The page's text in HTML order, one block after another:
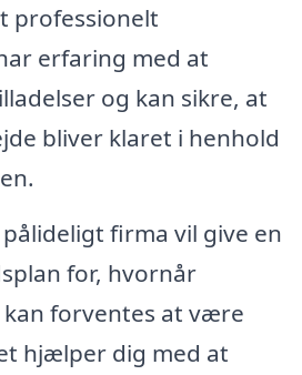
professionelt
erfaring med at
og kan sikre, at
bliver klaret i henhold
pålideligt firma vil give en
for, hvornår
forventes at være
hjælper dig med at